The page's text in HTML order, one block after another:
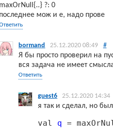
maxOrNull{..} ?: 0
последнее мож и е, надо прове
bormand 25.12.2020 08:49 #
Я бы просто проверил на
вся задача не имеет
Ответить
guest6 25.12.2020 14:34
я так и сделал, но
val q =